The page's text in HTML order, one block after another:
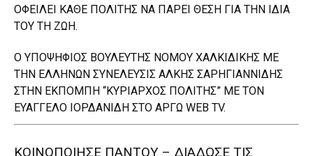
ΟΦΕΙΛΕΙ ΚΑΘΕ ΠΟΛΙΤΗΣ ΝΑ ΠΑΡΕΙ ΘΕΣΗ ΓΙΑ ΤΗΝ ΙΔΙΑ
ΤΟΥ ΤΗ ΖΩΗ.
Ο ΥΠΟΨΗΦΙΟΣ ΒΟΥΛΕΥΤΗΣ ΝΟΜΟΥ ΧΑΛΚΙΔΙΚΗΣ ΜΕ
ΤΗΝ ΕΛΛΗΝΩΝ ΣΥΝΕΛΕΥΣΙΣ ΑΛΚΗΣ ΣΑΡΗΓΙΑΝΝΙΔΗΣ
ΣΤΗΝ ΕΚΠΟΜΠΗ “ΚΥΡΙΑΡΧΟΣ ΠΟΛΙΤΗΣ” ΜΕ ΤΟΝ
ΕΥΑΓΓΕΛΟ ΙΟΡΔΑΝΙΔΗ ΣΤΟ ΑΡΓΩ WEB TV.
ΚΟΙΝΟΠΟΙΗΣΕ ΠΑΝΤΟΥ – ΔΙΑΔΩΣΕ ΤΙΣ